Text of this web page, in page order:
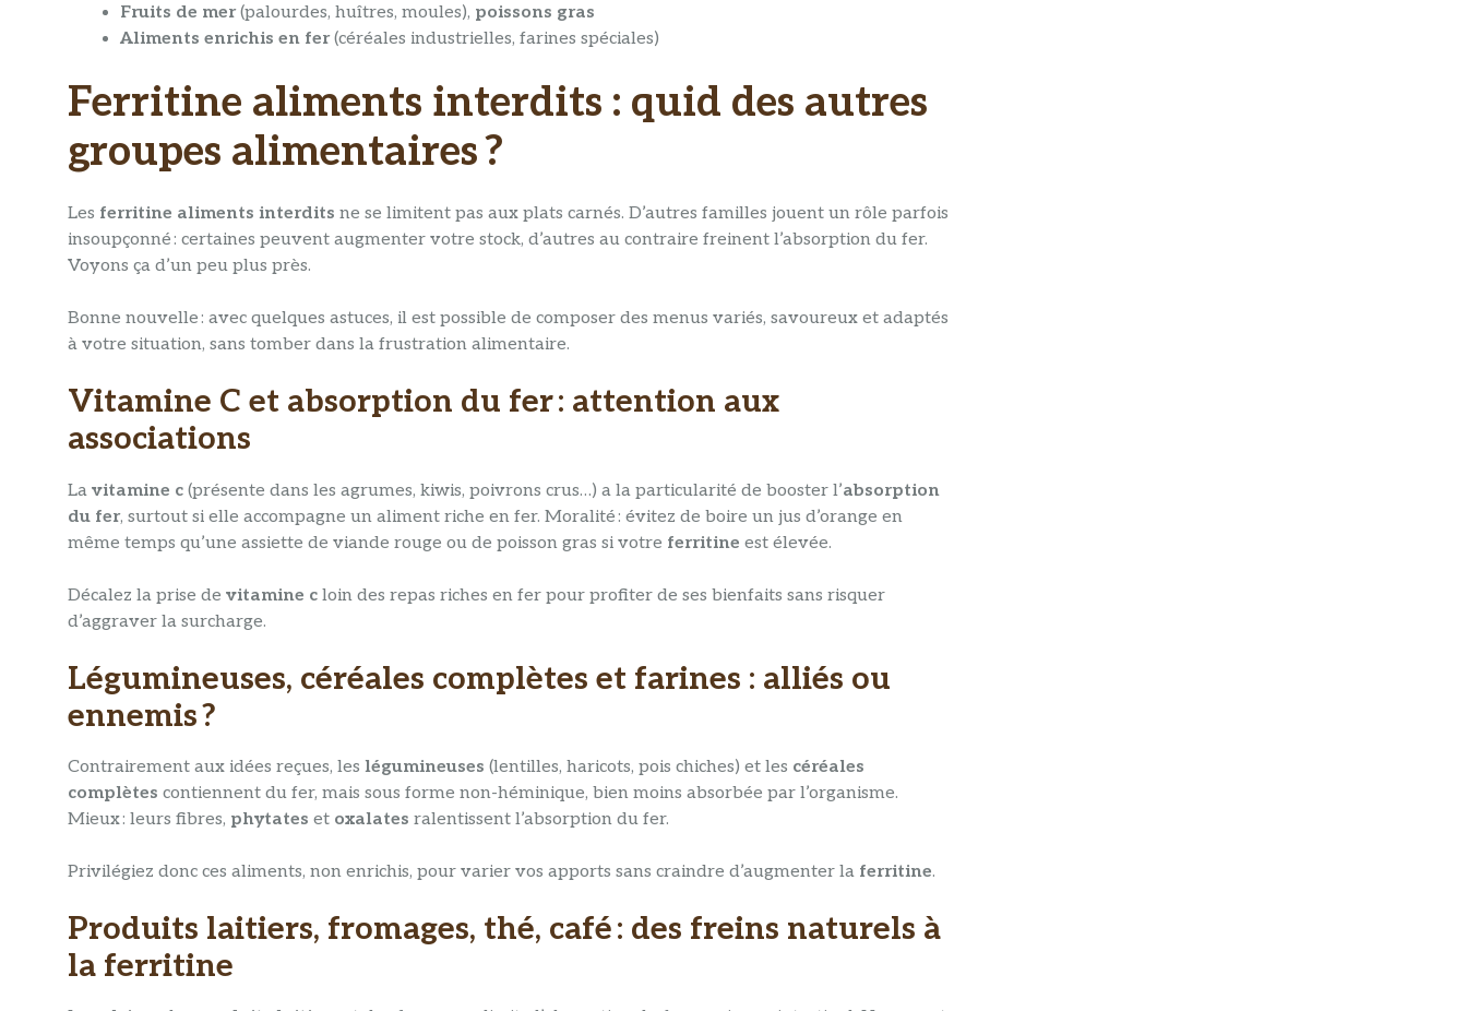
Fruits de mer(palourdes, huîtres, moules), poissons gras
Aliments enrichis en fer(céréales industrielles, farines spéciales)
Ferritine aliments interdits : quid des autres
groupes alimentaires ?
Les ferritine aliments interdits ne se limitent pas aux plats carnés. D’autres familles jouent un rôle parfois
insoupçonné : certaines peuvent augmenter votre stock, d’autres au contraire freinent l’absorption du fer.
Voyons ça d’un peu plus près.
Bonne nouvelle : avec quelques astuces, il est possible de composer des menus variés, savoureux et adaptés
à votre situation, sans tomber dans la frustration alimentaire.
Vitamine C et absorption du fer : attention aux
associations
La vitamine c (présente dans les agrumes, kiwis, poivrons crus…) a la particularité de booster l’absorption
du fer, surtout si elle accompagne un aliment riche en fer. Moralité : évitez de boire un jus d’orange en
même temps qu’une assiette de viande rouge ou de poisson gras si votre ferritine est élevée.
Décalez la prise de vitamine c loin des repas riches en fer pour profiter de ses bienfaits sans risquer
d’aggraver la surcharge.
Légumineuses, céréales complètes et farines : alliés ou
ennemis ?
Contrairement aux idées reçues, les légumineuses (lentilles, haricots, pois chiches) et les céréales
complètes contiennent du fer, mais sous forme non-héminique, bien moins absorbée par l’organisme.
Mieux : leurs fibres, phytates et oxalates ralentissent l’absorption du fer.
Privilégiez donc ces aliments, non enrichis, pour varier vos apports sans craindre d’augmenter la ferritine.
Produits laitiers, fromages, thé, café : des freins naturels à
la ferritine